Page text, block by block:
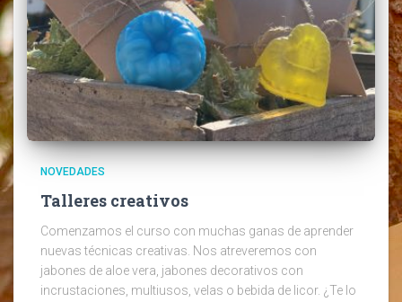
NOVEDADES
Talleres creativos
Comenzamos el curso con muchas ganas de aprender
nuevas técnicas creativas. Nos atreveremos con
jabones de aloe vera, jabones decorativos con
incrustaciones, multiusos, velas o bebida de licor. ¿Te lo